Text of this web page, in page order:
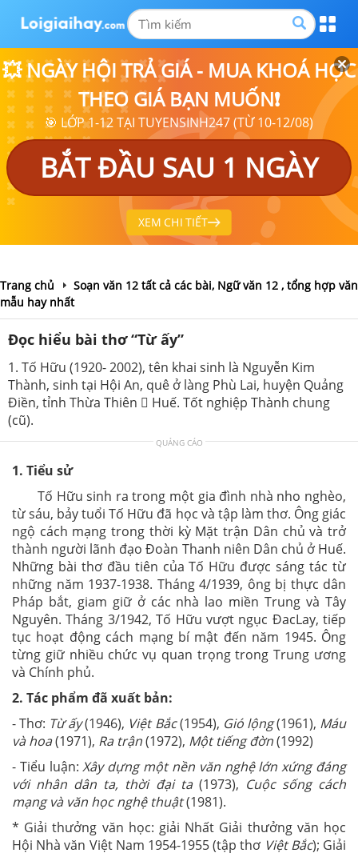
💥 NGÀY HỘI TRẢ GIÁ - MUA KHOÁ HỌC
THEO GIÁ BẠN MUỐN❗
🎯 LỚP 1-12 TẠI TUYENSINH247 (TỪ 10-12/08)
BẮT ĐẦU SAU 1 NGÀY
XEM CHI TIẾT
Trang chủ
Soạn văn 12 tất cả các bài, Ngữ văn 12 , tổng hợp văn
mẫu hay nhất
Đọc hiểu bài thơ “Từ ấy”
1. Tố Hữu (1920- 2002), tên khai sinh là Nguyễn Kim
Thành, sinh tại Hội An, quê ở làng Phù Lai, huyện Quảng
Điền, tỉnh Thừa Thiên  Huế. Tốt nghiệp Thành chung
(cũ).
QUẢNG CÁO
1. Tiểu sử
Tố Hữu sinh ra trong một gia đình nhà nho nghèo,
từ sáu, bảy tuổi Tố Hữu đã học và tập làm thơ. Ông giác
ngộ cách mạng trong thời kỳ Mặt trận Dân chủ và trở
thành người lãnh đạo Đoàn Thanh niên Dân chủ ở Huế.
Những bài thơ đầu tiên của Tố Hữu được sáng tác từ
những năm 1937-1938. Tháng 4/1939, ông bị thực dân
Pháp bắt, giam giữ ở các nhà lao miền Trung và Tây
Nguyên. Tháng 3/1942, Tố Hữu vượt ngục ĐacLay, tiếp
tục hoạt động cách mạng bí mật đến năm 1945. Ông
từng giữ nhiều chức vụ quan trọng trong Trung ương
và Chính phủ.
2. Tác phẩm đã xuất bản:
- Thơ: Từ ấy(1946), Việt Bắc(1954), Gió lộng(1961), Máu
và hoa(1971), Ra trận(1972), Một tiếng đờn(1992)
- Tiểu luận:Xây dựng một nền văn nghệ lớn xứng đáng
với nhân dân ta, thời đại ta(1973), Cuộc sống cách
mạng và văn học nghệ thuật(1981).
* Giải thưởng văn học: giải Nhất Giải thưởng văn học
Hội Nhà văn Việt Nam 1954-1955 (tập thơ Việt Bắc); Giải